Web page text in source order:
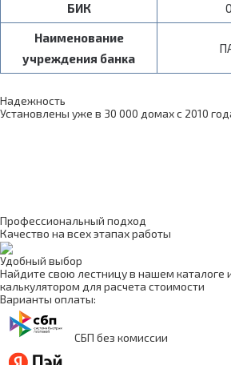
БИК
Наименование
учреждения банка
Надежность
Установлены уже в 30 000 домах с 2010
Профессиональный подход
Качество на всех этапах работы
Удобный выбор
Найдите свою лестницу в нашем каталоге
калькулятором для расчета стоимости
Варианты оплаты:
СБП без комиссии